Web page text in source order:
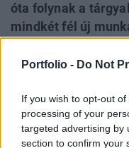
Portfolio - Do Not
If you wish to opt-out
processing of your
targeted advertising by
section to confirm your
óta folynak a
mindkét fél új
Kisvállalkozói
old meg a
magyar